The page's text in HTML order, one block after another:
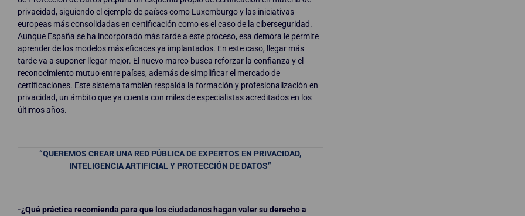
privacidad, siguiendo el ejemplo de países como Luxemburgo y las iniciativas
europeas más consolidadas en certificación como es el caso de la ciberseguridad.
Aunque España se ha incorporado más tarde a este proceso, esa demora le permite
aprender de los modelos más eficaces ya implantados. En este caso, llegar más
tarde va a suponer llegar mejor. El nuevo marco busca reforzar la confianza y el
reconocimiento mutuo entre países, además de simplificar el mercado de
certificaciones. Este sistema también respalda la formación y profesionalización en
privacidad, un ámbito que ya cuenta con miles de especialistas acreditados en los
últimos años.
“QUEREMOS CREAR UNA RED PÚBLICA DE EXPERTOS EN PRIVACIDAD,
INTELIGENCIA ARTIFICIAL Y PROTECCIÓN DE DATOS”
-¿Qué práctica recomienda para que los ciudadanos hagan valer su derecho a